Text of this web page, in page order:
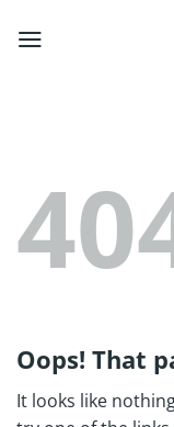
Oops! That
It looks like